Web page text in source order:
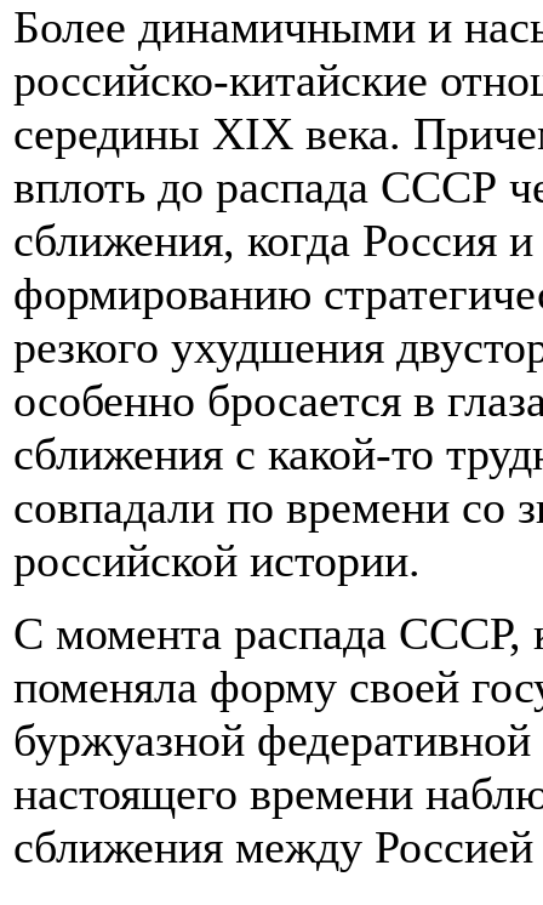
Более динамичными и
российско-китайские
середины XIX века.
вплоть до распада СССР
сближения, когда Россия
формированию
резкого ухудшения
особенно бросается в
сближения с какой-то
совпадали по времени со
российской истории.
С момента распада СССР,
поменяла форму своей
буржуазной
настоящего времени
сближения между